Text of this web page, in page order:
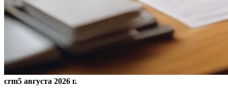
crm5 августа 2026 г.